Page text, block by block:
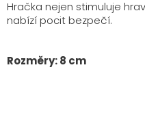
Hračka nejen stimuluje
nabízí pocit bezpečí.
Rozměry: 8 cm